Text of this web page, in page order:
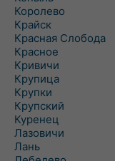
Королево
Крайск
Красная Слобода
Красное
Кривичи
Крупица
Крупки
Крупский
Куренец
Лазовичи
Лань